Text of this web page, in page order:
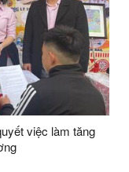
việc làm tăng